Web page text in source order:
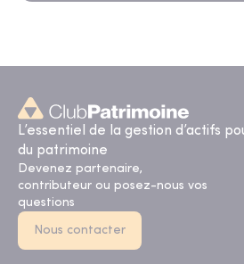
L’essentiel de la gestion d’actifs
du patrimoine
Devenez partenaire,
contributeur ou posez-nous vos
questions
Nous contacter